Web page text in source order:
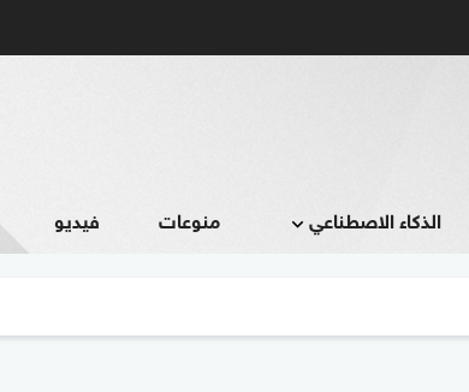
الذكاء الاصطناعي منوعات فيديو